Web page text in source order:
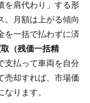
を肩代わり」する形
。月額は上がる傾向
を一括で払わずに済
（残価一括精
支払って車両を自分
売却すれば、市場価
ります。